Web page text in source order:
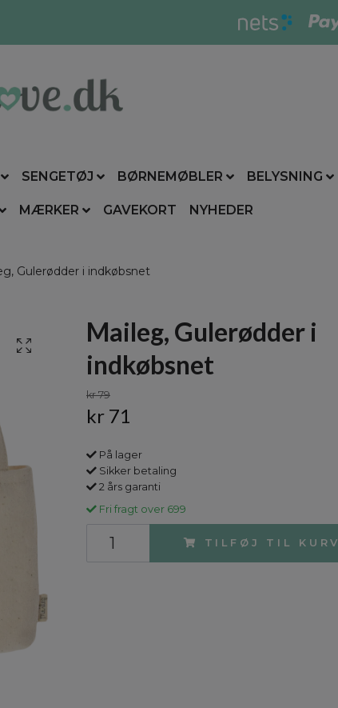
SENGETØJ BØRNEMØBLER BELYSNING
MÆRKER GAVEKORT NYHEDER
Gulerødder i indkøbsnet
Maileg, Gulerødder i
indkøbsnet
kr 79
kr 71
På lager
Sikker betaling
2 års garanti
Fri fragt over 699
TILFØJ TIL KURV